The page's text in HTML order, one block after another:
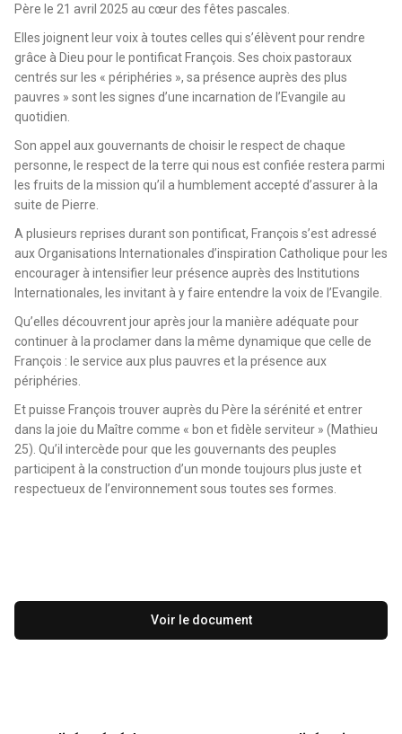
Père le 21 avril 2025 au cœur des fêtes pascales.
Elles joignent leur voix à toutes celles qui s’élèvent pour rendre
grâce à Dieu pour le pontificat François. Ses choix pastoraux
centrés sur les « périphéries », sa présence auprès des plus
pauvres » sont les signes d’une incarnation de l’Evangile au
quotidien.
Son appel aux gouvernants de choisir le respect de chaque
personne, le respect de la terre qui nous est confiée restera parmi
les fruits de la mission qu’il a humblement accepté d’assurer à la
suite de Pierre.
A plusieurs reprises durant son pontificat, François s’est adressé
aux Organisations Internationales d’inspiration Catholique pour les
encourager à intensifier leur présence auprès des Institutions
Internationales, les invitant à y faire entendre la voix de l’Evangile.
Qu’elles découvrent jour après jour la manière adéquate pour
continuer à la proclamer dans la même dynamique que celle de
François : le service aux plus pauvres et la présence aux
périphéries.
Et puisse François trouver auprès du Père la sérénité et entrer
dans la joie du Maître comme « bon et fidèle serviteur » (Mathieu
25). Qu’il intercède pour que les gouvernants des peuples
participent à la construction d’un monde toujours plus juste et
respectueux de l’environnement sous toutes ses formes.
Voir le document